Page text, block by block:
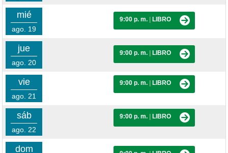
mié
ago. 19
9:00 p. m. LIBRO
jue
ago. 20
9:00 p. m. LIBRO
vie
ago. 21
9:00 p. m. LIBRO
sáb
ago. 22
9:00 p. m. LIBRO
dom